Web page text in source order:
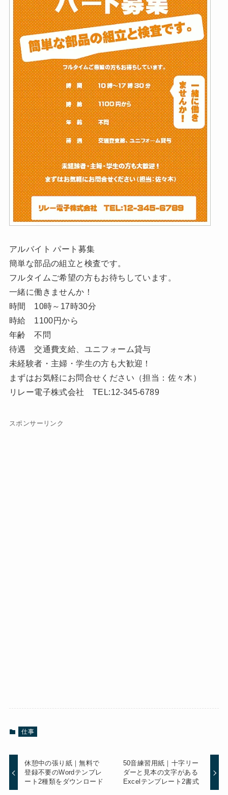
アルバイト パート募集
簡単な部品の組立と検査です。
フルタイムご希望の方もお待ちしています。
一緒に働きませんか！
時間 10時～17時30分
時給 1100円から
年齢 不問
待遇 交通費支給、ユニフォーム貸与
未経験者・主婦・学生の方も大歓迎！
まずはお気軽にお問合せください（担当：佐々木）
リレー電子株式会社 TEL:12-345-6789
スポンサーリンク
仕事
休憩中の張り紙｜無料で
登録不要のWordテンプレ
ート2種類をダウンロード
50音練習用紙｜十字リー
ダーと見本の文字がある
Excelテンプレート2書式